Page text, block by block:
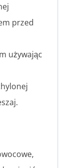
przed
używając